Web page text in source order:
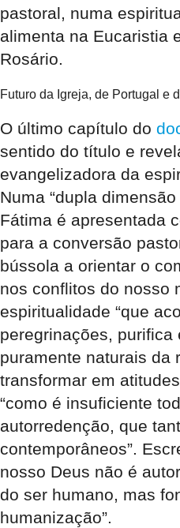
pastoral, numa
alimenta na Eucaristia
Rosário.
Futuro da Igreja, de Portugal e
O último capítulo do
sentido do título e
evangelizadora da
Numa “dupla
Fátima é apresentada
para a conversão
bússola a orientar o
nos conflitos do nosso
espiritualidade “que
peregrinações, purifica
puramente naturais da
transformar em
“como é insuficiente
autorredenção, que
contemporâneos”.
nosso Deus não é
do ser humano, mas
humanização”.